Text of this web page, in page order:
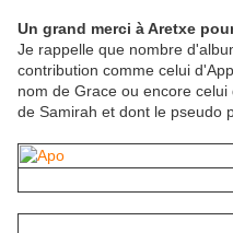
Un grand merci à Aretxe
Je rappelle que nombre
contribution comme celui
nom de Grace ou encore
de Samirah et dont le pseudo